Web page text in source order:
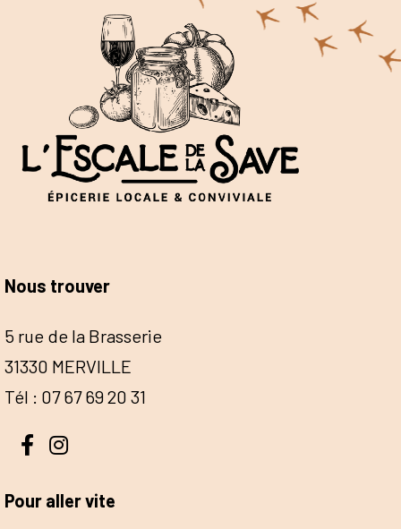
Nous trouver
5 rue de la Brasserie
31330 MERVILLE
Tél : 07 67 69 20 31
Pour aller vite